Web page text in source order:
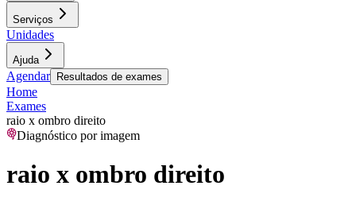
Serviços
Unidades
Ajuda
Agendar Resultados de exames
Home
Exames
raio x ombro direito
Diagnóstico por imagem
raio x ombro direito